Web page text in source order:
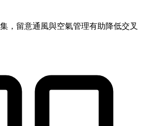
，留意通風與空氣管理有助降低交叉